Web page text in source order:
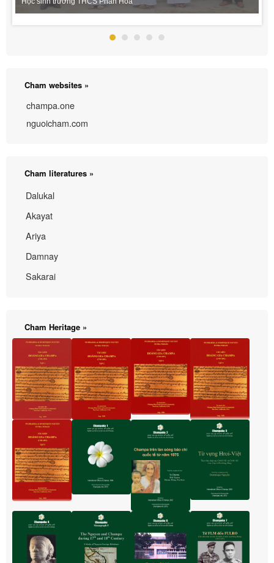
Cham websites »
champa.one
nguoicham.com
Cham literatures »
Dalukal
Akayat
Ariya
Damnay
Sakarai
Cham Heritage »